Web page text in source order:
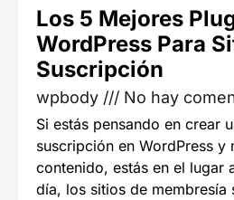
Los 5 Mejores
WordPress Para
Suscripción
wpbody No hay
Si estás pensando en crear
suscripción en WordPress y
contenido, estás en el lugar
día, los sitios de membresía